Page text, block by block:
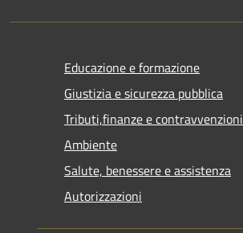
Educazione e formazione
Giustizia e sicurezza pubblica
Tributi,finanze e contravvenzioni
Ambiente
Salute, benessere e assistenza
Autorizzazioni